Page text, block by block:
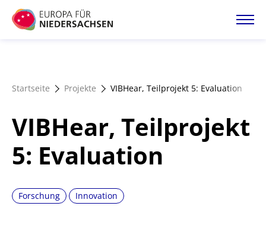
Direkt
zum
Förderangebote
Startseite Projekte VIBHear, Teilprojekt 5: Evaluation
VIBHear, Teilprojekt
5: Evaluation
Forschung Innovation